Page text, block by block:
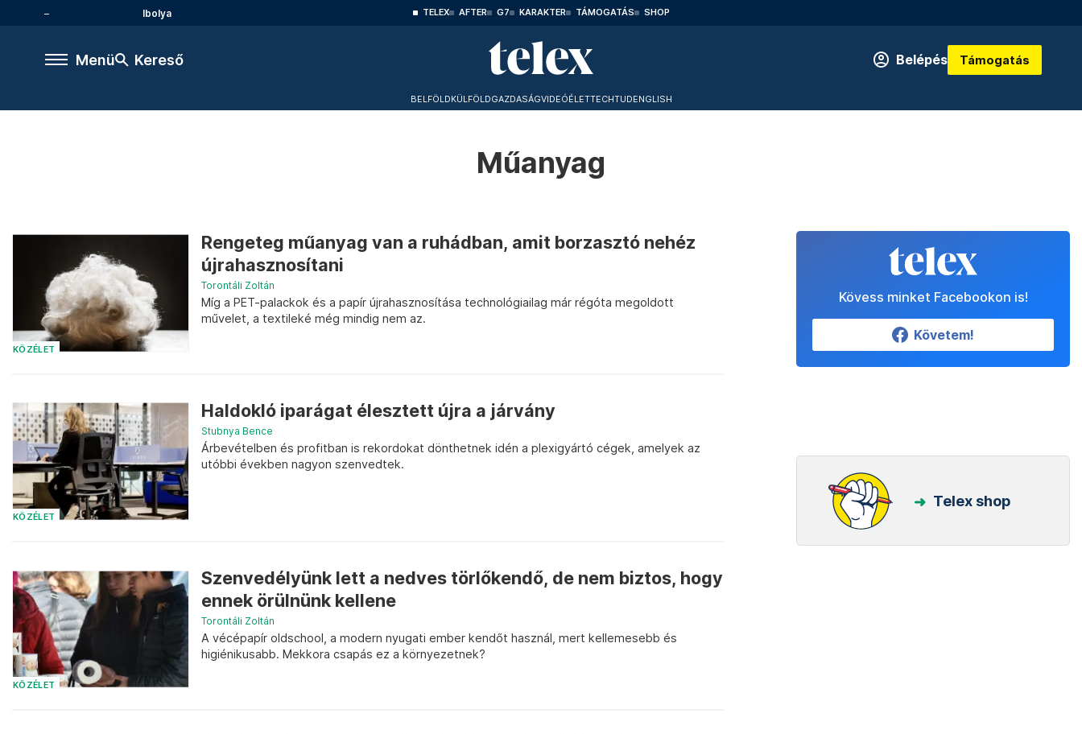
Ibolya TELEX AFTER G7 KARAKTER TÁMOGATÁS SHOP
Menü Kereső Belépés Támogatás
BELFÖLDKÜLFÖLDGAZDASÁGVIDEÓÉLETTECHTUDENGLISH
Műanyag
KÖZÉLET
Rengeteg műanyag van a ruhádban, amit borzasztó nehéz
újrahasznosítani
Torontáli Zoltán
Míg a PET-palackok és a papír újrahasznosítása technológiailag már régóta megoldott
művelet, a textileké még mindig nem az.
KÖZÉLET
Haldokló iparágat élesztett újra a járvány
Stubnya Bence
Árbevételben és profitban is rekordokat dönthetnek idén a plexigyártó cégek, amelyek az
utóbbi években nagyon szenvedtek.
KÖZÉLET
Szenvedélyünk lett a nedves törlőkendő, de nem biztos, hogy
ennek örülnünk kellene
Torontáli Zoltán
A vécépapír oldschool, a modern nyugati ember kendőt használ, mert kellemesebb és
higiénikusabb. Mekkora csapás ez a környezetnek?
Kövess minket Facebookon is!
Követem!
Telex shop